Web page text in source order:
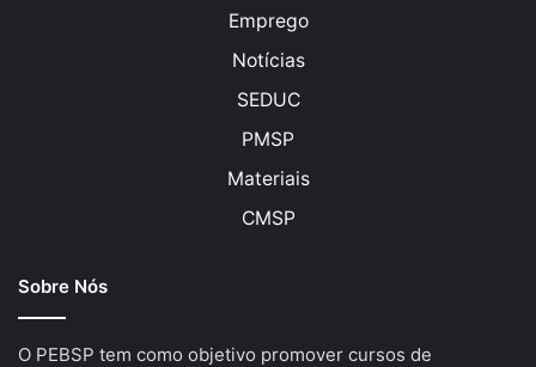
Emprego
Notícias
SEDUC
PMSP
Materiais
CMSP
Sobre Nós
O PEBSP tem como objetivo promover cursos de